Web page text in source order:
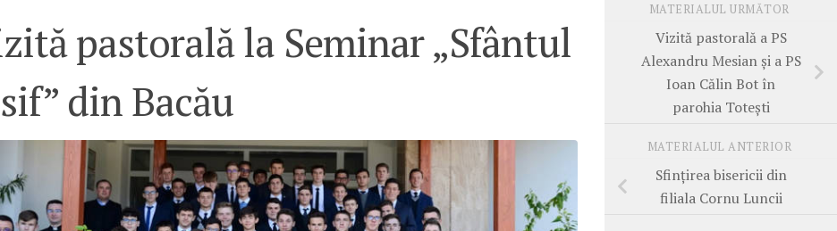
pastorală la Seminar „Sfântul
din Bacău
MATERIALUL URMĂTOR
Vizită pastorală a PS
Alexandru Mesian și a PS
Ioan Călin Bot în
parohia Totești
MATERIALUL ANTERIOR
Sfințirea bisericii din
filiala Cornu Luncii